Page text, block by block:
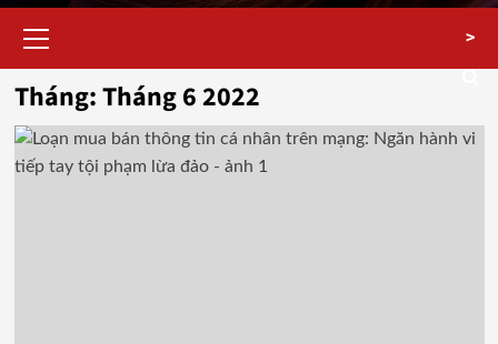
Menu
>
Tháng:Tháng 6 2022